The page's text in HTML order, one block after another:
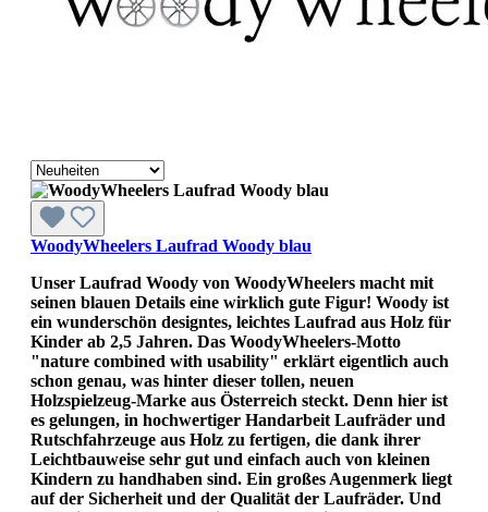
WoodyWheelers Laufrad Woody blau
Unser Laufrad Woody von WoodyWheelers macht mit
seinen blauen Details eine wirklich gute Figur! Woody ist
ein wunderschön designtes, leichtes Laufrad aus Holz für
Kinder ab 2,5 Jahren. Das WoodyWheelers-Motto
"nature combined with usability" erklärt eigentlich auch
schon genau, was hinter dieser tollen, neuen
Holzspielzeug-Marke aus Österreich steckt. Denn hier ist
es gelungen, in hochwertiger Handarbeit Laufräder und
Rutschfahrzeuge aus Holz zu fertigen, die dank ihrer
Leichtbauweise sehr gut und einfach auch von kleinen
Kindern zu handhaben sind. Ein großes Augenmerk liegt
auf der Sicherheit und der Qualität der Laufräder. Und